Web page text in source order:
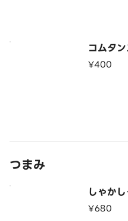
コムタ
¥400
つまみ
しゃか
¥680